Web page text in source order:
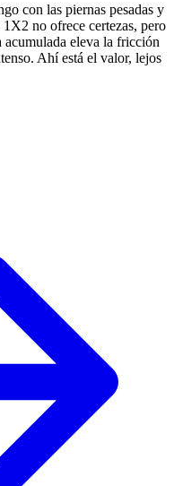
con las piernas pesadas y
no ofrece certezas, pero
acumulada eleva la fricción
Ahí está el valor, lejos